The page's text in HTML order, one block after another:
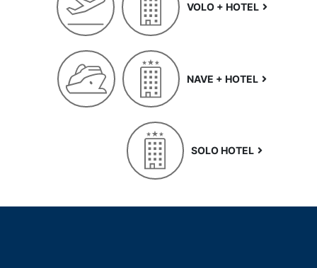
VOLO + HOTEL
NAVE + HOTEL
SOLO HOTEL